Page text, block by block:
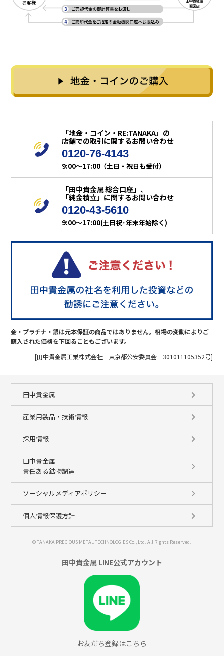
「地金・コイン・RE:TANAKA」の
店舗での取引に関するお問い合わせ
0120-76-4143
9:00～17:00（土日・祝日も受付）
「田中貴金属 総合口座」、
「純金積立」に関するお問い合わせ
0120-43-5610
9:00～17:00(土日祝･年末年始除く)
金・プラチナ・銀は元本保証の商品ではありません。相場の変動によりご
購入された価格を下回ることもございます。
[田中貴金属工業株式会社 東京都公安委員会 301011105352号]
田中貴金属
産業用製品・技術情報
採用情報
田中貴金属
責任ある鉱物調達
ソーシャルメディアポリシー
個人情報保護方針
© TANAKA PRECIOUS METAL TECHNOLOGIES Co., Ltd. All Rights Reserved.
田中貴金属 LINE公式アカウント
お友だち登録はこちら